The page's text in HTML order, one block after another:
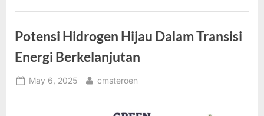
Terbarukan”
Potensi Hidrogen Hijau Dalam Transisi
Energi Berkelanjutan
Posted
May 6, 2025 By
cmsteroen